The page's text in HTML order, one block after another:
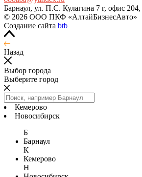
Барнаул, ул. П.С. Кулагина 7 г, офис
© 2026 ООО ПКФ «АлтайБизнесАвто»
Создание сайта btb
Назад
Выбор города
Выберите город
Кемерово
Новосибирск
Б
Барнаул
К
Кемерово
Н